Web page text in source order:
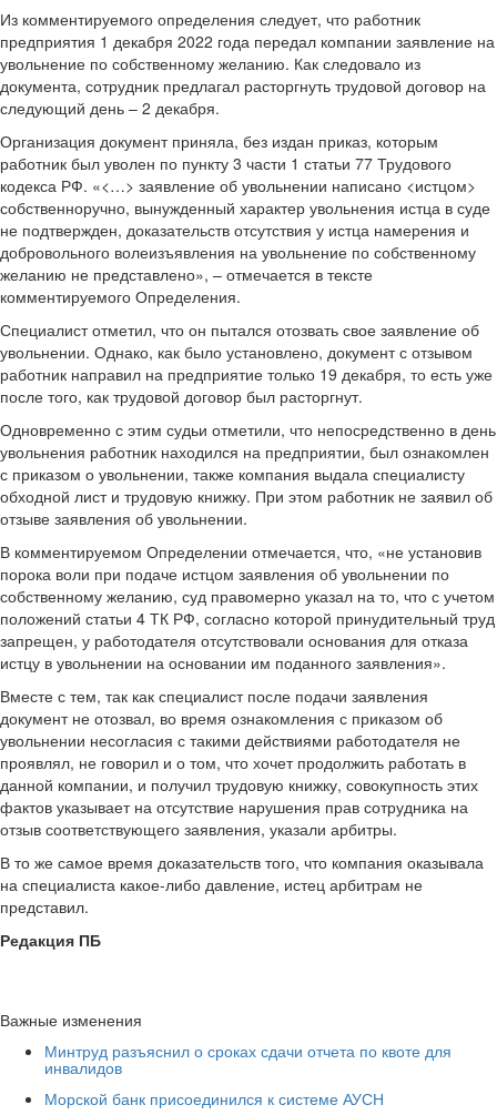
Из комментируемого определения следует, что работник
предприятия 1 декабря 2022 года передал компании заявление на
увольнение по собственному желанию. Как следовало из
документа, сотрудник предлагал расторгнуть трудовой договор на
следующий день – 2 декабря.
Организация документ приняла, без издан приказ, которым
работник был уволен по пункту 3 части 1 статьи 77 Трудового
кодекса РФ. «<…> заявление об увольнении написано <истцом>
собственноручно, вынужденный характер увольнения истца в суде
не подтвержден, доказательств отсутствия у истца намерения и
добровольного волеизъявления на увольнение по собственному
желанию не представлено», – отмечается в тексте
комментируемого Определения.
Специалист отметил, что он пытался отозвать свое заявление об
увольнении. Однако, как было установлено, документ с отзывом
работник направил на предприятие только 19 декабря, то есть уже
после того, как трудовой договор был расторгнут.
Одновременно с этим судьи отметили, что непосредственно в день
увольнения работник находился на предприятии, был ознакомлен
с приказом о увольнении, также компания выдала специалисту
обходной лист и трудовую книжку. При этом работник не заявил об
отзыве заявления об увольнении.
В комментируемом Определении отмечается, что, «не установив
порока воли при подаче истцом заявления об увольнении по
собственному желанию, суд правомерно указал на то, что с учетом
положений статьи 4 ТК РФ, согласно которой принудительный труд
запрещен, у работодателя отсутствовали основания для отказа
истцу в увольнении на основании им поданного заявления».
Вместе с тем, так как специалист после подачи заявления
документ не отозвал, во время ознакомления с приказом об
увольнении несогласия с такими действиями работодателя не
проявлял, не говорил и о том, что хочет продолжить работать в
данной компании, и получил трудовую книжку, совокупность этих
фактов указывает на отсутствие нарушения прав сотрудника на
отзыв соответствующего заявления, указали арбитры.
В то же самое время доказательств того, что компания оказывала
на специалиста какое-либо давление, истец арбитрам не
представил.
Редакция ПБ
Важные изменения
Минтруд разъяснил о сроках сдачи отчета по квоте для
инвалидов
Морской банк присоединился к системе АУСН